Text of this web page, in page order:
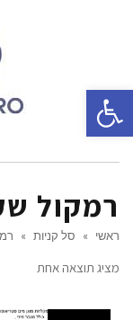
רמקול
ראשי » סל קניות »
מציג תוצאה אחת
פתח סרגל נגישות